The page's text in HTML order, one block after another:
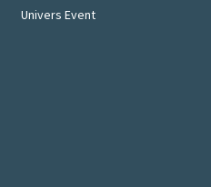
Univers Event